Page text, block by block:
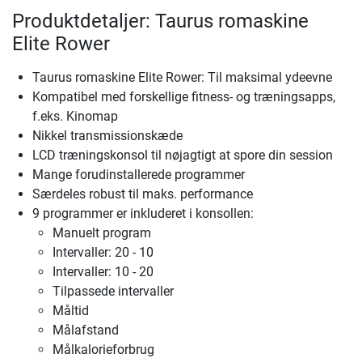
Produktdetaljer: Taurus romaskine
Elite Rower
Taurus romaskine Elite Rower: Til maksimal ydeevne
Kompatibel med forskellige fitness- og træningsapps,
f.eks. Kinomap
Nikkel transmissionskæde
LCD træningskonsol til nøjagtigt at spore din session
Mange forudinstallerede programmer
Særdeles robust til maks. performance
9 programmer er inkluderet i konsollen:
Manuelt program
Intervaller: 20 - 10
Intervaller: 10 - 20
Tilpassede intervaller
Måltid
Målafstand
Målkalorieforbrug